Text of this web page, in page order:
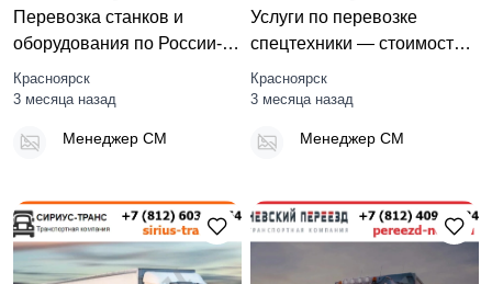
Перевозка станков и
оборудования по России-
тарифы и цены
транспортной
Красноярск
3 месяца назад
Менеджер СМ
Услуги по перевозке
спецтехники — стоимость
перевозки грузов по Росси
Красноярск
3 месяца назад
Менеджер СМ